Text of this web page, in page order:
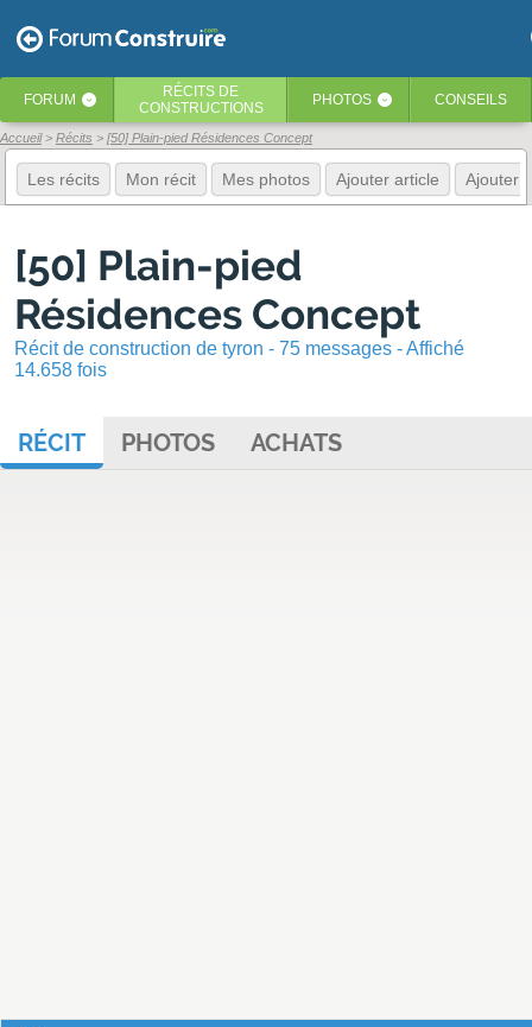
FORUM ‹ RÉCITS DE
CONSTRUCTIONS
PHOTOS ‹ CONSEILS
Accueil Récits [50] Plain-pied Résidences Concept
Les récits Mon récit Mes photos Ajouter article Ajouter
[50] Plain-pied
Résidences Concept
Récit de construction de tyron - 75 messages - Affiché
14.658 fois
RÉCIT PHOTOS ACHATS